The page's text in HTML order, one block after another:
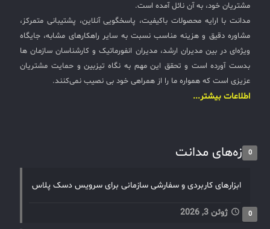
مشتریان خود، به آن نائل آمده است.
مدانت با ارایه محصولات باکیفیت، پاسخگویی آنلاین، پشتیبانی متمرکز،
مشاوره دقیق و هزینه مناسب نسبت به سایر راهکارهای مشابه، جایگاه
ویژه‌ای در بین مدیران ارشد، مدیران انفورماتیک و کارشناسان سازمان ها
بدست آورده است و تحقق این مهم به نگاه تیزبین و حمایت مشتریان
عزیزی است که همواره ما را از همراهی خود بی نصیب نمی‌کنند.
اطلاعات بیشتر...
تازه‌های مدانت0
ابزارهای کاربردی و سفارشی سازمانی برای سرویس دسک پلاس
ژوئن 3, 2026 0